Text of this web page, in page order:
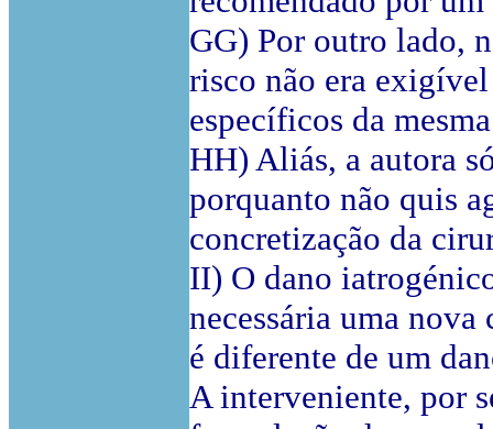
GG) Por outro lado,
risco não era exigível
específicos da
HH) Aliás, a autora
porquanto não quis
concretização da
II) O dano
necessária uma
é diferente de um
A interveniente, por